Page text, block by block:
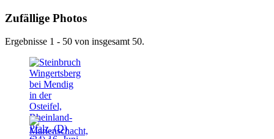
Zufällige Photos
Ergebnisse 1 - 50 von insgesamt 50.